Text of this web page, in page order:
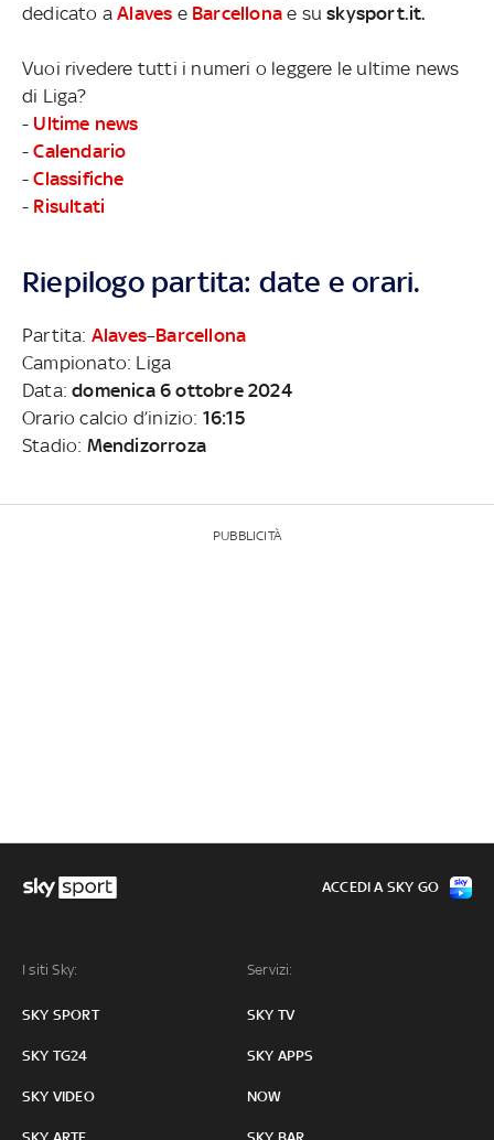
dedicato aAlaves e Barcellona e suskysport.it.
Vuoi rivedere tutti i numeri o leggere le ultime news
di Liga?
- Ultime news
-Calendario
-Classifiche
- Risultati
Riepilogo partita: date e orari.
Partita: Alaves–Barcellona
Campionato: Liga
Data:domenica 6 ottobre 2024
Orario calcio d’inizio: 16:15
Stadio: Mendizorroza
PUBBLICITÀ
I siti Sky:
SKY SPORT
SKY TG24
SKY VIDEO
Servizi:
SKY TV
SKY APPS
NOW
ACCEDI A SKY GO